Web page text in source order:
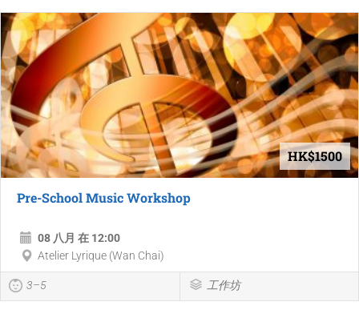
HK$1500
Pre-School Music Workshop
08 八月 在 12:00
Atelier Lyrique (Wan Chai)
3–5 工作坊